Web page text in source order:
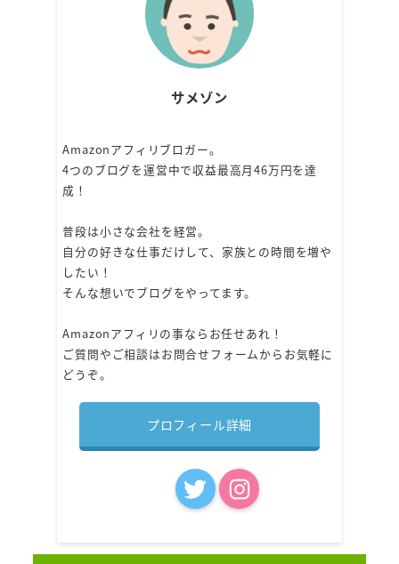
サメゾン
Amazonアフィリブロガー。
4つのブログを運営中で収益最高月46万円を達
成！
普段は小さな会社を経営。
自分の好きな仕事だけして、家族との時間を増や
したい！
そんな想いでブログをやってます。
Amazonアフィリの事ならお任せあれ！
ご質問やご相談はお問合せフォームからお気軽に
どうぞ。
プロフィール詳細